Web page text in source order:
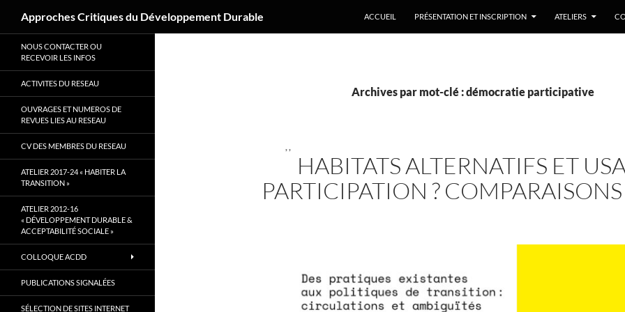
Aller
contenu
Approches Critiques du Développement Durable ACCUEIL PRÉSENTATION ET INSCRIPTION ATELIERS
Archives par mot-clé : démocratie participative
,,
HABITATS ALTERNATIFS ET
PARTICIPATION ?
NOUS CONTACTER OU
RECEVOIR LES INFOS
ACTIVITES DU RESEAU
OUVRAGES ET NUMEROS DE
REVUES LIES AU RESEAU
CV DES MEMBRES DU RESEAU
ATELIER 2017-24 « HABITER LA
TRANSITION »
ATELIER 2012-16
« DÉVELOPPEMENT DURABLE &
ACCEPTABILITÉ SOCIALE »
COLLOQUE ACDD
PUBLICATIONS SIGNALÉES
SÉLECTION DE SITES INTERNET